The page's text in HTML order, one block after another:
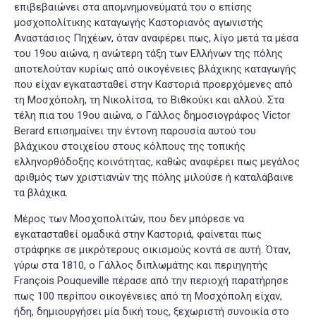
επιβεβαιώνει στα απομνημονεύματά του ο επίσης
μοσχοπολίτικης καταγωγής Καστοριανός αγωνιστής
Αναστάσιος Πηχέων, όταν αναφέρει πως, λίγο μετά τα μέσα
του 19ου αιώνα, η ανώτερη τάξη των Ελλήνων της πόλης
αποτελούταν κυρίως από οικογένειες βλάχικης καταγωγής
που είχαν εγκατασταθεί στην Καστοριά προερχόμενες από
τη Μοσχόπολη, τη Νικολίτσα, το Βιθκούκι και αλλού. Στα
τέλη πια του 19ου αιώνα, ο Γάλλος δημοσιογράφος Victor
Berard επισημαίνει την έντονη παρουσία αυτού του
βλάχικου στοιχείου στους κόλπους της τοπικής
ελληνορθόδοξης κοινότητας, καθώς αναφέρει πως μεγάλος
αριθμός των χριστιανών της πόλης μιλούσε ή καταλάβαινε
τα βλάχικα.
Μέρος των Μοσχοπολιτών, που δεν μπόρεσε να
εγκατασταθεί ομαδικά στην Καστοριά, φαίνεται πως
στράφηκε σε μικρότερους οικισμούς κοντά σε αυτή. Όταν,
γύρω στα 1810, ο Γάλλος διπλωμάτης και περιηγητής
François Pouqueville πέρασε από την περιοχή παρατήρησε
πως 100 περίπου οικογένειες από τη Μοσχόπολη είχαν,
ήδη, δημιουργήσει μία δική τους, ξεχωριστή συνοικία στο